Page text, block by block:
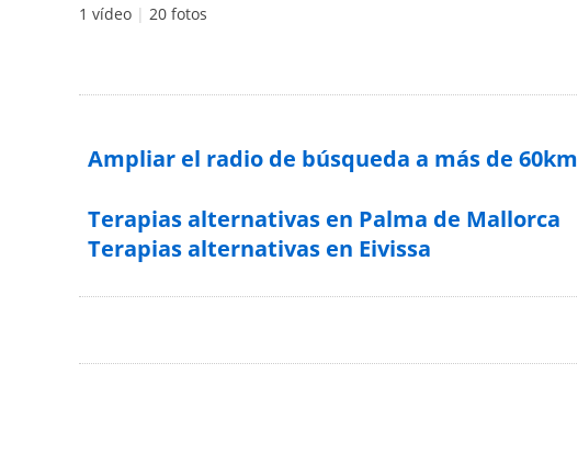
1 vídeo | 20 fotos
Ampliar el radio de búsqueda a más de 60km
Terapias alternativas en Palma de Mallorca
Terapias alternativas en Eivissa